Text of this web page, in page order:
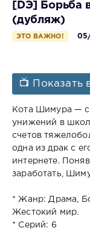
[DЭ] Борьба
(дубляж)
ЭТО ВАЖНО!
📺 Показать
Кота Шимура —
унижений в
счетов
одна из драк с
интернете.
заработать,
* Жанр: Драма,
Жестокий мир.
* Серий: 6